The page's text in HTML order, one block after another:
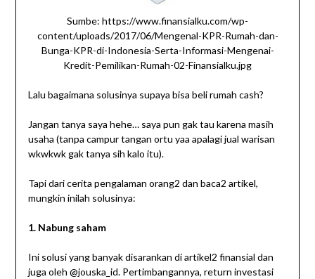
Sumbe: https://www.finansialku.com/wp-
content/uploads/2017/06/Mengenal-KPR-Rumah-dan-
Bunga-KPR-di-Indonesia-Serta-Informasi-Mengenai-
Kredit-Pemilikan-Rumah-02-Finansialku.jpg
Lalu bagaimana solusinya supaya bisa beli rumah cash?
Jangan tanya saya hehe… saya pun gak tau karena masih
usaha (tanpa campur tangan ortu yaa apalagi jual warisan
wkwkwk gak tanya sih kalo itu).
Tapi dari cerita pengalaman orang2 dan baca2 artikel,
mungkin inilah solusinya:
1. Nabung saham
Ini solusi yang banyak disarankan di artikel2 finansial dan
juga oleh @jouska_id. Pertimbangannya, return investasi